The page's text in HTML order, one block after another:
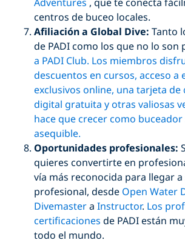
Adventures , que te conecta
centros de buceo locales.
Afiliación a Global Dive: Tanto
de PADI como los que no lo son
a PADI Club. Los miembros
descuentos en cursos, acceso a
exclusivos online, una tarjeta de
digital gratuita y otras valiosas
hace que crecer como buceador
asequible.
Oportunidades profesionales:
quieres convertirte en
vía más reconocida para llegar
profesional, desde Open Water
Divemastera Instructor. Los
certificaciones de PADI están
todo el mundo.